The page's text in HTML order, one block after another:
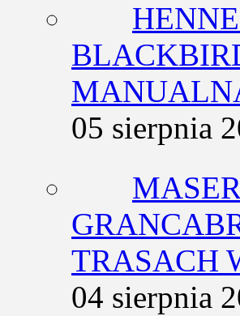
05 sierpnia
TRASACH
04 sierpnia